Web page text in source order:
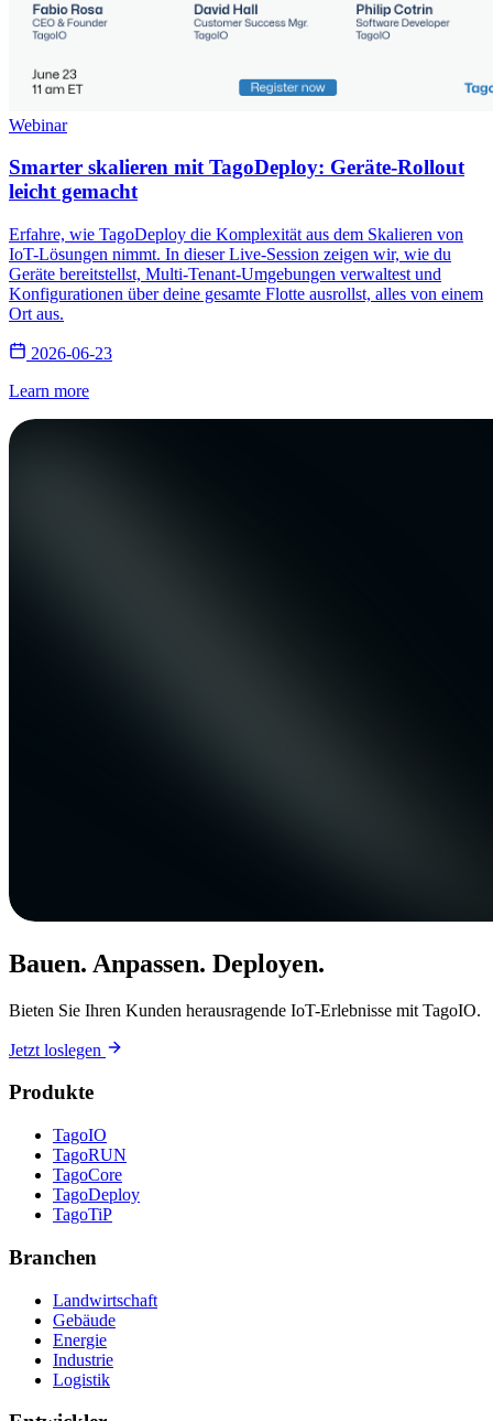
Webinar
Smarter skalieren mit TagoDeploy: Geräte-Rollout
leicht gemacht
Erfahre, wie TagoDeploy die Komplexität aus dem Skalieren von
IoT-Lösungen nimmt. In dieser Live-Session zeigen wir, wie du
Geräte bereitstellst, Multi-Tenant-Umgebungen verwaltest und
Konfigurationen über deine gesamte Flotte ausrollst, alles von einem
Ort aus.
2026-06-23
Learn more
Bauen. Anpassen. Deployen.
Bieten Sie Ihren Kunden herausragende IoT-Erlebnisse mit TagoIO.
Jetzt loslegen
Produkte
TagoIO
TagoRUN
TagoCore
TagoDeploy
TagoTiP
Branchen
Landwirtschaft
Gebäude
Energie
Industrie
Logistik